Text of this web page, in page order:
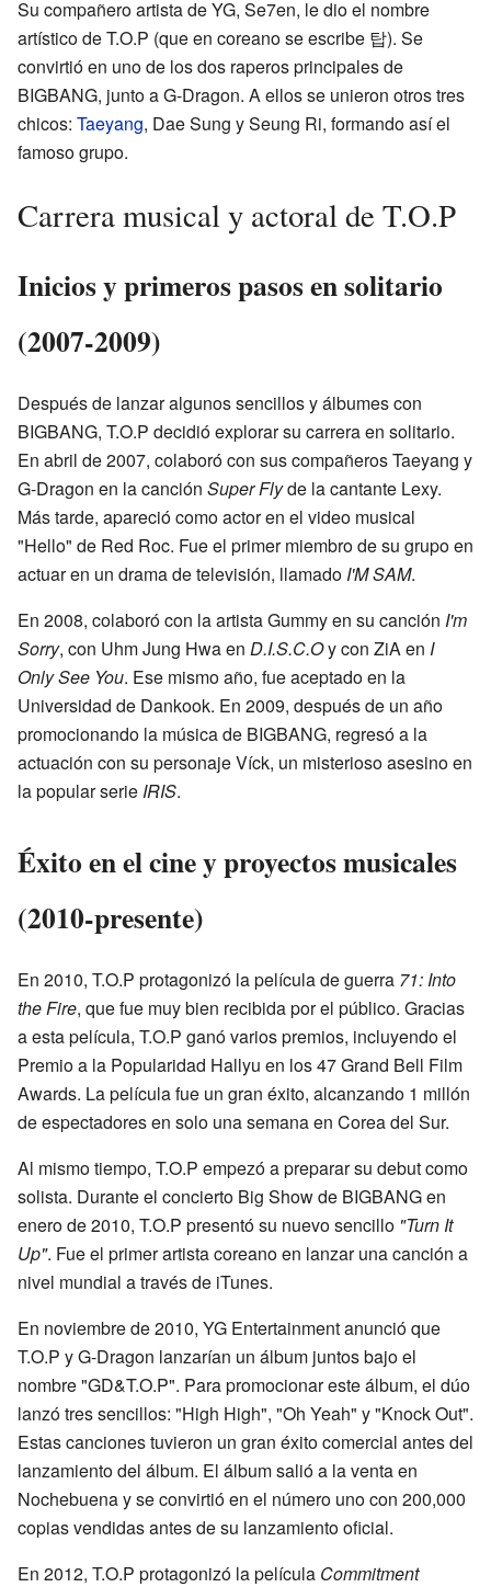
Su compañero artista de YG, Se7en, le dio el nombre
artístico de T.O.P (que en coreano se escribe 탑). Se
convirtió en uno de los dos raperos principales de
BIGBANG, junto a G-Dragon. A ellos se unieron otros tres
chicos: Taeyang, Dae Sung y Seung Ri, formando así el
famoso grupo.
Carrera musical y actoral de T.O.P
Inicios y primeros pasos en solitario
(2007-2009)
Después de lanzar algunos sencillos y álbumes con
BIGBANG, T.O.P decidió explorar su carrera en solitario.
En abril de 2007, colaboró con sus compañeros Taeyang y
G-Dragon en la canción Super Flyde la cantante Lexy.
Más tarde, apareció como actor en el video musical
"Hello" de Red Roc. Fue el primer miembro de su grupo en
actuar en un drama de televisión, llamado I'M SAM.
En 2008, colaboró con la artista Gummy en su canción I'm
Sorry, con Uhm Jung Hwa en D.I.S.C.Oy con ZiA en I
Only See You. Ese mismo año, fue aceptado en la
Universidad de Dankook. En 2009, después de un año
promocionando la música de BIGBANG, regresó a la
actuación con su personaje Víck, un misterioso asesino en
la popular serie IRIS.
Éxito en el cine y proyectos musicales
(2010-presente)
En 2010, T.O.P protagonizó la película de guerra 71: Into
the Fire, que fue muy bien recibida por el público. Gracias
a esta película, T.O.P ganó varios premios, incluyendo el
Premio a la Popularidad Hallyu en los 47 Grand Bell Film
Awards. La película fue un gran éxito, alcanzando 1 millón
de espectadores en solo una semana en Corea del Sur.
Al mismo tiempo, T.O.P empezó a preparar su debut como
solista. Durante el concierto Big Show de BIGBANG en
enero de 2010, T.O.P presentó su nuevo sencillo "Turn It
Up". Fue el primer artista coreano en lanzar una canción a
nivel mundial a través de iTunes.
En noviembre de 2010, YG Entertainment anunció que
T.O.P y G-Dragon lanzarían un álbum juntos bajo el
nombre "GD&T.O.P". Para promocionar este álbum, el dúo
lanzó tres sencillos: "High High", "Oh Yeah" y "Knock Out".
Estas canciones tuvieron un gran éxito comercial antes del
lanzamiento del álbum. El álbum salió a la venta en
Nochebuena y se convirtió en el número uno con 200,000
copias vendidas antes de su lanzamiento oficial.
En 2012, T.O.P protagonizó la película Commitment